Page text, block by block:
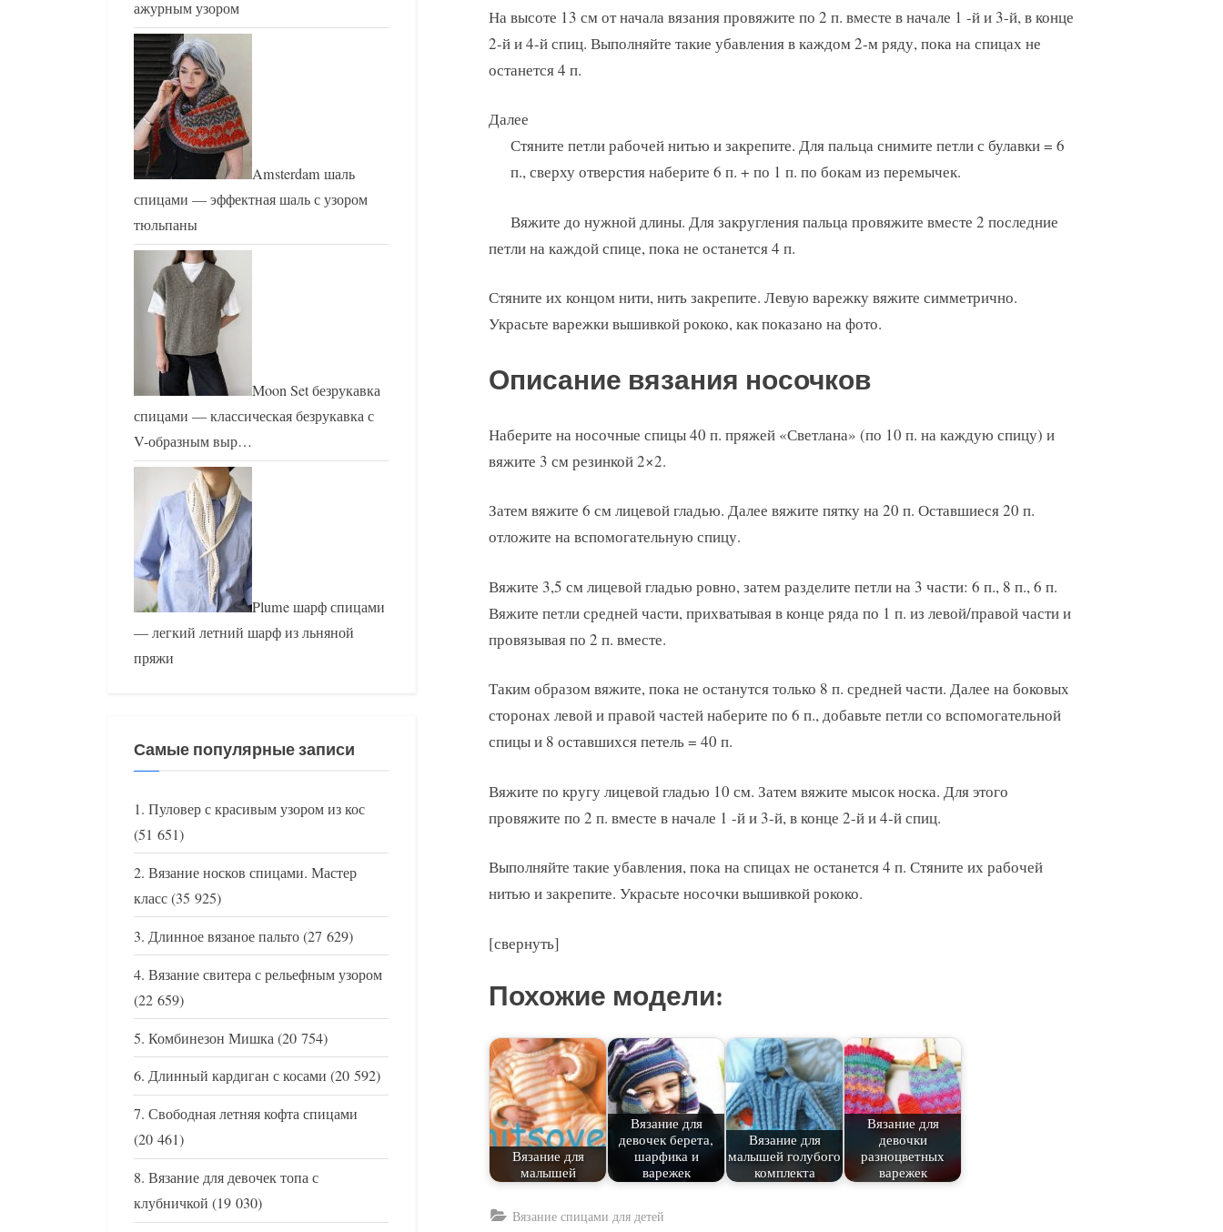
На высоте 13 см от начала вязания провяжите по 2 п. вместе в начале 1 -й и 3-й, в конце
2-й и 4-й спиц. Выполняйте такие убавления в каждом 2-м ряду, пока на спицах не
останется 4 п.
Далее
Стяните петли рабочей нитью и закрепите. Для пальца снимите петли с булавки = 6
п., сверху отверстия наберите 6 п. + по 1 п. по бокам из перемычек.
Вяжите до нужной длины. Для закругления пальца провяжите вместе 2 последние
петли на каждой спице, пока не останется 4 п.
Стяните их концом нити, нить закрепите. Левую варежку вяжите симметрично.
Украсьте варежки вышивкой рококо, как показано на фото.
Описание вязания носочков
Наберите на носочные спицы 40 п. пряжей «Светлана» (по 10 п. на каждую спицу) и
вяжите 3 см резинкой 2×2.
Затем вяжите 6 см лицевой гладью. Далее вяжите пятку на 20 п. Оставшиеся 20 п.
отложите на вспомогательную спицу.
Вяжите 3,5 см лицевой гладью ровно, затем разделите петли на 3 части: 6 п., 8 п., 6 п.
Вяжите петли средней части, прихватывая в конце ряда по 1 п. из левой/правой части и
провязывая по 2 п. вместе.
Таким образом вяжите, пока не останутся только 8 п. средней части. Далее на боковых
сторонах левой и правой частей наберите по 6 п., добавьте петли со вспомогательной
спицы и 8 оставшихся петель = 40 п.
Вяжите по кругу лицевой гладью 10 см. Затем вяжите мысок носка. Для этого
провяжите по 2 п. вместе в начале 1 -й и 3-й, в конце 2-й и 4-й спиц.
Выполняйте такие убавления, пока на спицах не останется 4 п. Стяните их рабочей
нитью и закрепите. Украсьте носочки вышивкой рококо.
[свернуть]
Похожие модели:
Вязание для
малышей
Вязание для
девочек берета,
шарфика и
варежек
Вязание для
малышей голубого
комплекта
Вязание для
девочки
разноцветных
варежек
Вязание спицами для детей
ажурным узором
Amsterdam шаль
спицами — эффектная шаль с узором
тюльпаны
Moon Set безрукавка
спицами — классическая безрукавка с
V-образным выр…
Plume шарф спицами
— легкий летний шарф из льняной
пряжи
Самые популярные записи
Пуловер с красивым узором из кос
(51 651)
Вязание носков спицами. Мастер
класс(35 925)
Длинное вязаное пальто(27 629)
Вязание свитера с рельефным узором
(22 659)
Комбинезон Мишка(20 754)
Длинный кардиган с косами (20 592)
Свободная летняя кофта спицами
(20 461)
Вязание для девочек топа с
клубничкой (19 030)